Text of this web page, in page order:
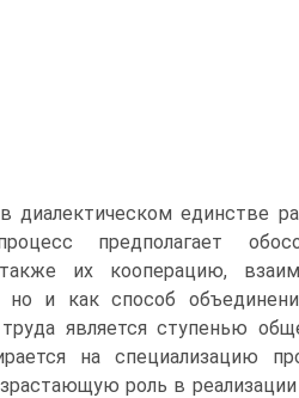
диалектическом единстве
предполагает
их кооперацию,
но и как способ
является ступенью
на специализацию
роль в